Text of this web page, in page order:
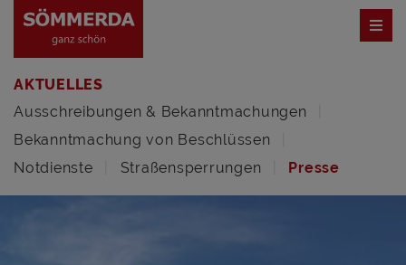
AKTUELLES
Ausschreibungen & Bekanntmachungen
Bekanntmachung von Beschlüssen
Notdienste
Straßensperrungen Presse